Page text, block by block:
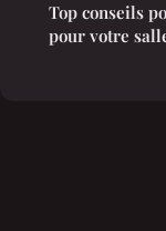
Top conseils
pour votre